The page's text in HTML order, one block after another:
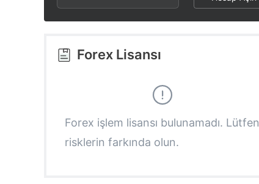
3
4
6
7
2
3
5
6
2
3
5
6
Forex Lisansı
Forex işlem lisansı bulunamadı. Lütfen
risklerin farkında olun.